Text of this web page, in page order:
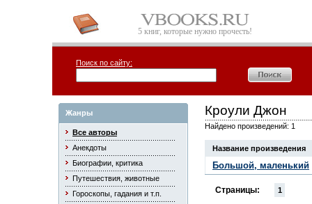
5 книг, которые нужно прочесть!
Поиск по сайту:
Жанры
Все авторы
Анекдоты
Биографии, критика
Путешествия, животные
Гороскопы, гадания и т.п.
Кроули Джон
Найдено произведений: 1
Название произведения
Большой, маленький
Страницы: 1